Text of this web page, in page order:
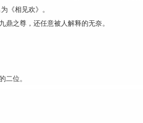
《相见欢》。
之尊，还任意被人解释的无奈。
二位。